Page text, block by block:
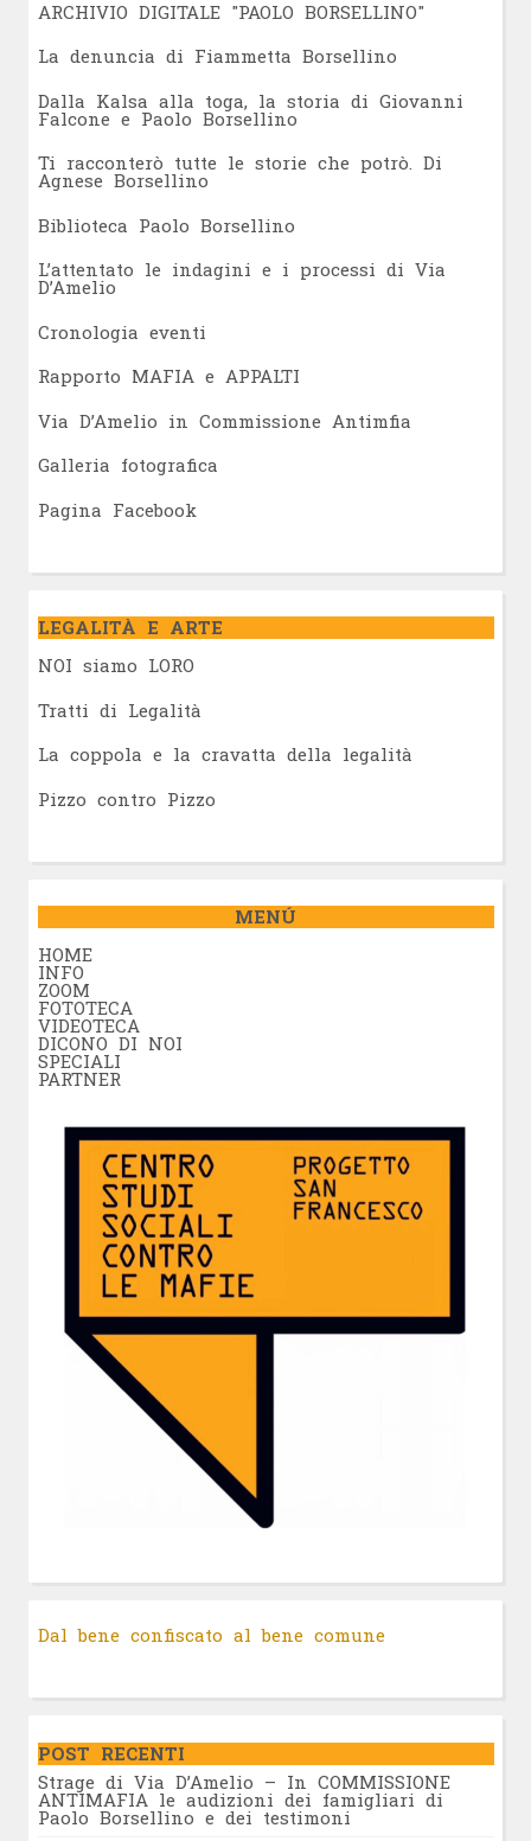
ARCHIVIO DIGITALE "PAOLO BORSELLINO"
La denuncia di Fiammetta Borsellino
Dalla Kalsa alla toga, la storia di Giovanni
Falcone e Paolo Borsellino
Ti racconterò tutte le storie che potrò. Di
Agnese Borsellino
Biblioteca Paolo Borsellino
L’attentato le indagini e i processi di Via
D’Amelio
Cronologia eventi
Rapporto MAFIA e APPALTI
Via D’Amelio in Commissione Antimfia
Galleria fotografica
Pagina Facebook
LEGALITÀ E ARTE
NOI siamo LORO
Tratti di Legalità
La coppola e la cravatta della legalità
Pizzo contro Pizzo
MENÚ
HOME
INFO
ZOOM
FOTOTECA
VIDEOTECA
DICONO DI NOI
SPECIALI
PARTNER
Dal bene confiscato al bene comune
POST RECENTI
Strage di Via D’Amelio – In COMMISSIONE
ANTIMAFIA le audizioni dei famigliari di
Paolo Borsellino e dei testimoni